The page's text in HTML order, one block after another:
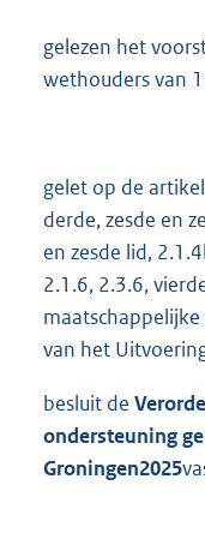
gelezen het
wethouders van
gelet op de
derde, zesde en
en zesde lid,
2.1.6, 2.3.6,
van het
besluit de V
ondersteuning
Groningen2025